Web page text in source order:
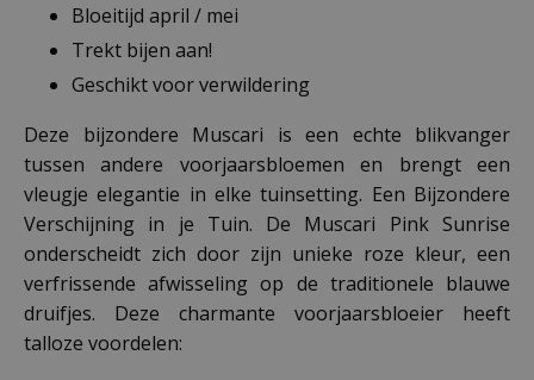
Bloeitijd april / mei
Trekt bijen aan!
Geschikt voor verwildering
Deze bijzondere Muscari is een echte blikvanger
tussen andere voorjaarsbloemen en brengt een
vleugje elegantie in elke tuinsetting. Een Bijzondere
Verschijning in je Tuin. De Muscari Pink Sunrise
onderscheidt zich door zijn unieke roze kleur, een
verfrissende afwisseling op de traditionele blauwe
druifjes. Deze charmante voorjaarsbloeier heeft
talloze voordelen: